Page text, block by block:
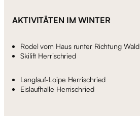
AKTIVITÄTEN IM WINTER
Rodel vom Haus runter Richtung Wald
Skilift Herrischried
Langlauf-Loipe Herrischried
Eislaufhalle Herrischried